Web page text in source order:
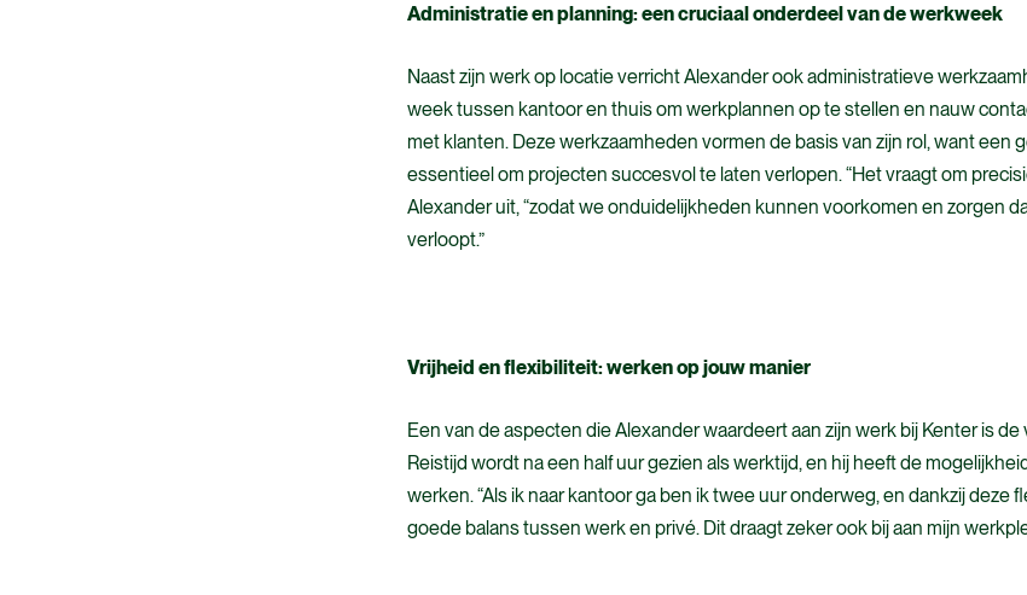
Administratie en planning: een cruciaal onderdeel van de werkweek
Naast zijn werk op locatie verricht Alexander ook administratieve
week tussen kantoor en thuis om werkplannen op te stellen en nauw
met klanten. Deze werkzaamheden vormen de basis van zijn rol, want een
essentieel om projecten succesvol te laten verlopen. “Het vraagt om
Alexander uit, “zodat we onduidelijkheden kunnen voorkomen en zorgen
verloopt.”
Vrijheid en flexibiliteit: werken op jouw manier
Een van de aspecten die Alexander waardeert aan zijn werk bij Kenter is de
Reistijd wordt na een half uur gezien als werktijd, en hij heeft de
werken. “Als ik naar kantoor ga ben ik twee uur onderweg, en dankzij deze
goede balans tussen werk en privé. Dit draagt zeker ook bij aan mijn